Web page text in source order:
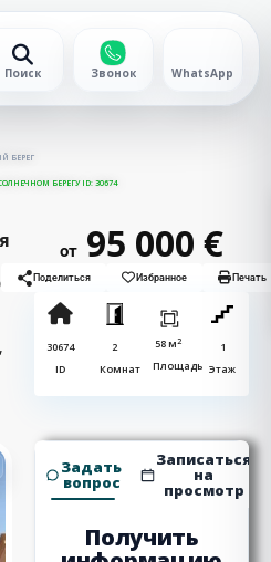
Поиск Звонок WhatsApp
БЕРЕГ
БЕРЕГУ ID: 30674
от 95 000 €
Поделиться Избранное Печать
30674
ID
2
Комнат
58 м2
Площадь
1
Этаж
Задать
вопрос
Записаться
на
просмотр
Получить